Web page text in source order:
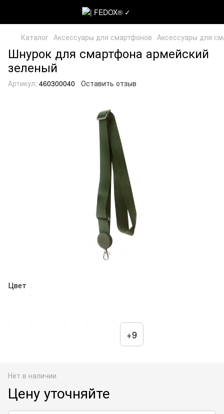
Каталог Аксессуары для смартфонов Аксессуары для
Шнурок для смартфона армейский
зеленый
Артикул: 460300040 Оставить отзыв
Цвет
+9
Нет в наличии
Цену уточняйте